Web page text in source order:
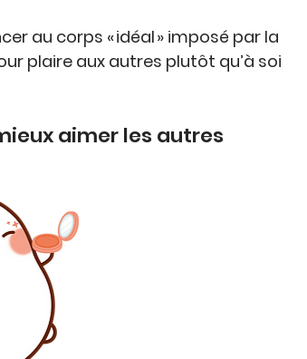
au corps « idéal » imposé par la
plaire aux autres plutôt qu’à soi
aimer les autres